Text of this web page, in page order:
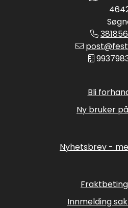
Bli
Ny bruker
Nyhetsbrev -
Innmelding